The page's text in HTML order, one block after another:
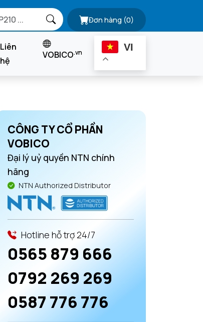
Đơn hàng (0)
Liên
hệ
VOBICO.vn VI
CÔNG TY CỔ PHẦN
VOBICO
Đại lý uỷ quyền NTN chính
hãng
NTN Authorized Distributor
Hotline hỗ trợ 24/7
0565 879 666
0792 269 269
0587 776 776